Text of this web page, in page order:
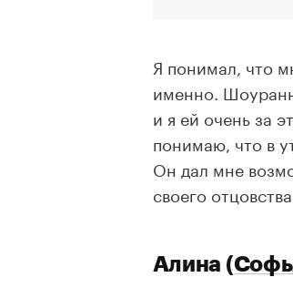
Я понимал, что
именно.
и я ей очень за
понимаю, что в
Он дал мне
своего отцовства.
Алина (